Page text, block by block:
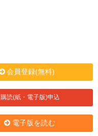
会員登録(無料)
購読(紙・電子版)申込
電子版を読む